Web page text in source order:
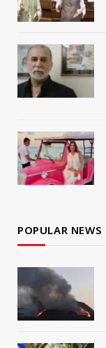
POPULAR NEWS